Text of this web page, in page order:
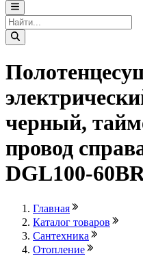
черный,
провод
DGL100-
Главная
Каталог товаров
Сантехника
Отопление